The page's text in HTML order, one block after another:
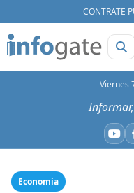
CONTRATE
Viernes
Economía